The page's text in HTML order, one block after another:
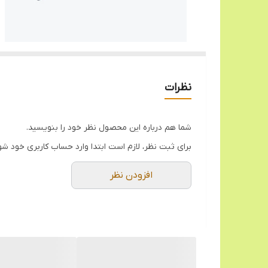
نظرات
شما هم درباره این محصول نظر خود را بنویسید.
برای ثبت نظر، لازم است ابتدا وارد حساب کاربری خود
افزودن نظر